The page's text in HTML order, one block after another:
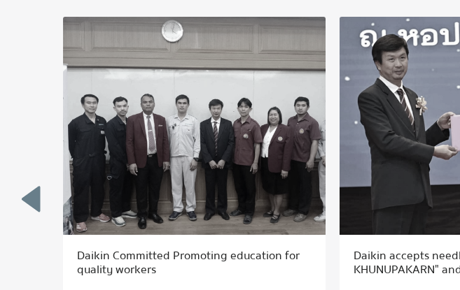
Daikin Committed Promoting education for
quality workers
Daikin accepts
KHUNUPAKARN"